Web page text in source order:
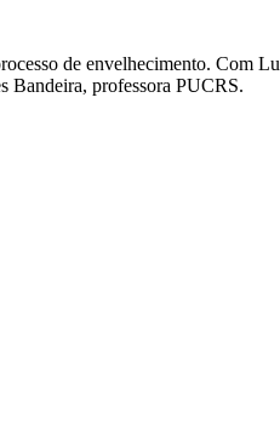
de envelhecimento. Com
Bandeira, professora PUCRS.